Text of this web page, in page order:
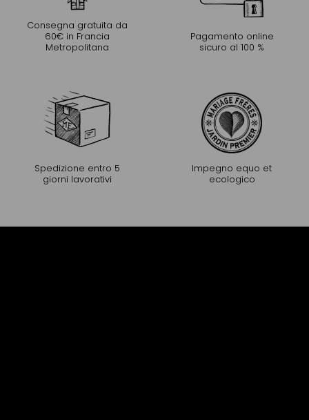
Consegna gratuita da
60€ in Francia
Metropolitana
Pagamento online
sicuro al 100 %
Spedizione entro 5
giorni lavorativi
Impegno equo et
ecologico